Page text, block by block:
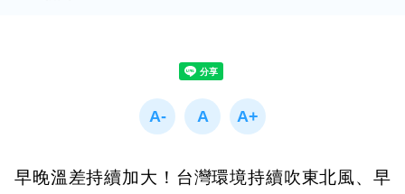
早晚溫差持續加大！台灣環境持續吹東北風、早